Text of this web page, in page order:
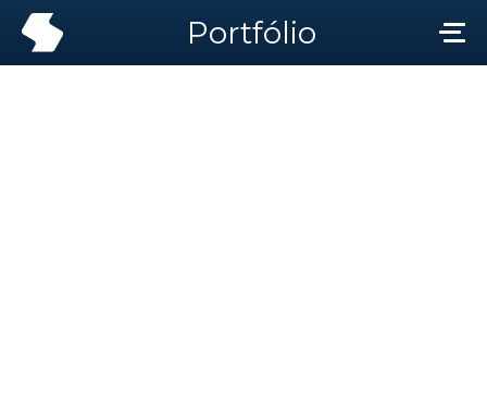
Portfólio
Portfólio